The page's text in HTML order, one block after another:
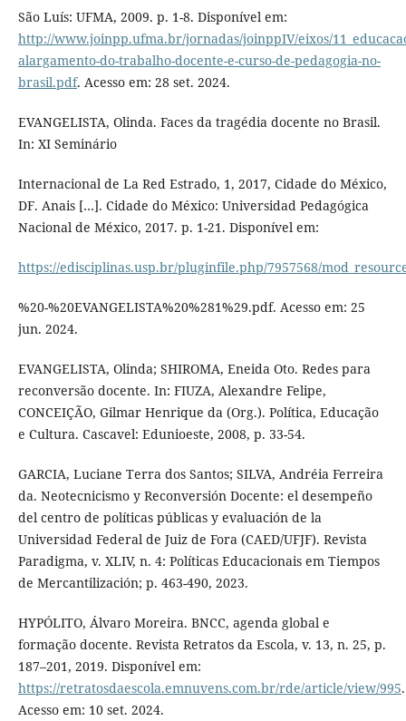
São Luís: UFMA, 2009. p. 1-8. Disponível em:
http://www.joinpp.ufma.br/jornadas/joinppIV/eixos/
alargamento-do-trabalho-docente-e-curso-de-pedagogia-no-
brasil.pdf. Acesso em: 28 set. 2024.
EVANGELISTA, Olinda. Faces da tragédia docente no Brasil.
In: XI Seminário
Internacional de La Red Estrado, 1, 2017, Cidade do México,
DF. Anais […]. Cidade do México: Universidad Pedagógica
Nacional de México, 2017. p. 1-21. Disponível em:
https://edisciplinas.usp.br/pluginfile.php/7957568/
%20-%20EVANGELISTA%20%281%29.pdf. Acesso em: 25
jun. 2024.
EVANGELISTA, Olinda; SHIROMA, Eneida Oto. Redes para
reconversão docente. In: FIUZA, Alexandre Felipe,
CONCEIÇÃO, Gilmar Henrique da (Org.). Política, Educação
e Cultura. Cascavel: Edunioeste, 2008, p. 33-54.
GARCIA, Luciane Terra dos Santos; SILVA, Andréia Ferreira
da. Neotecnicismo y Reconversión Docente: el desempeño
del centro de políticas públicas y evaluación de la
Universidad Federal de Juiz de Fora (CAED/UFJF). Revista
Paradigma, v. XLIV, n. 4: Políticas Educacionais em Tiempos
de Mercantilización; p. 463-490, 2023.
HYPÓLITO, Álvaro Moreira. BNCC, agenda global e
formação docente. Revista Retratos da Escola, v. 13, n. 25, p.
187–201, 2019. Disponível em:
https://retratosdaescola.emnuvens.com.br/rde/article/view/995.
Acesso em: 10 set. 2024.